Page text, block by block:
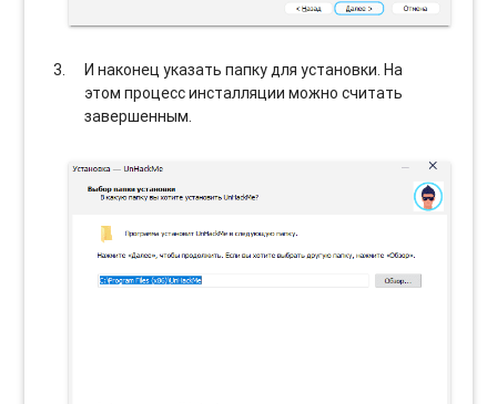
И наконец указать папку для установки. На
этом процесс инсталляции можно считать
завершенным.